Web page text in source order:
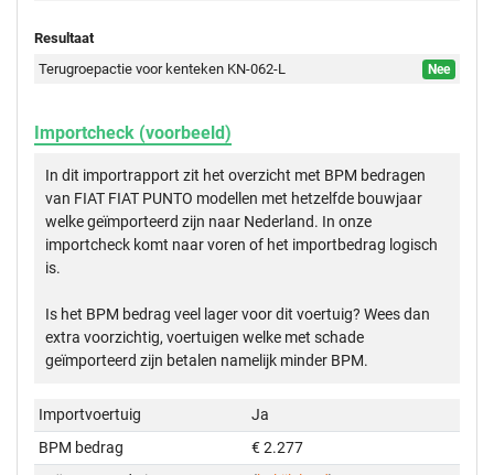
Resultaat
Terugroepactie voor kenteken KN-062-L
Nee
Importcheck (voorbeeld)
In dit importrapport zit het overzicht met BPM bedragen
van FIAT FIAT PUNTO modellen met hetzelfde bouwjaar
welke geïmporteerd zijn naar Nederland. In onze
importcheck komt naar voren of het importbedrag logisch
is.
Is het BPM bedrag veel lager voor dit voertuig? Wees dan
extra voorzichtig, voertuigen welke met schade
geïmporteerd zijn betalen namelijk minder BPM.
Importvoertuig
Ja
BPM bedrag
€ 2.277